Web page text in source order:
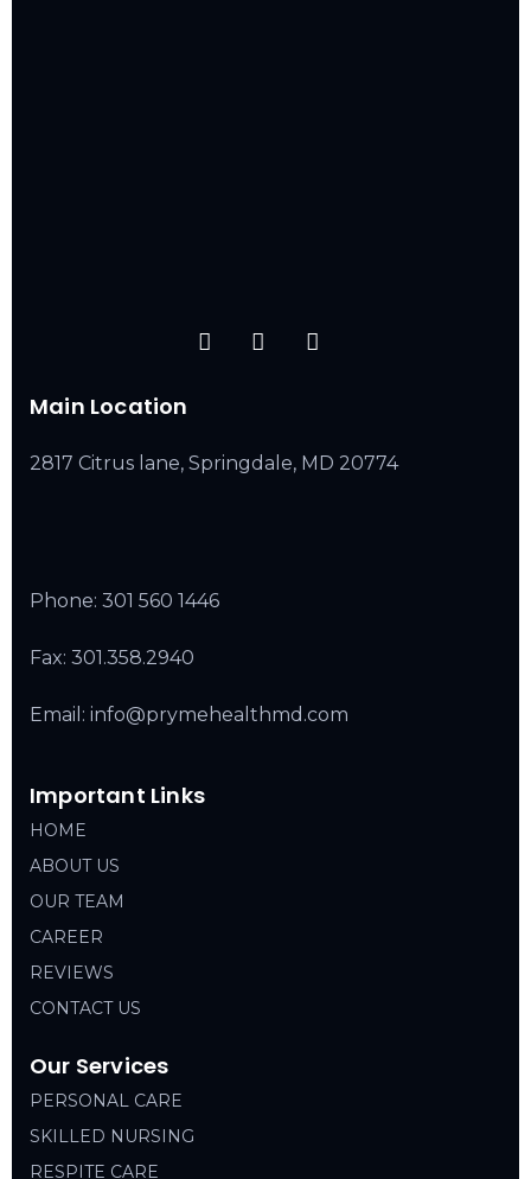
Main Location
2817 Citrus lane, Springdale, MD 20774
Phone: 301 560 1446
Fax: 301.358.2940
Email: info@prymehealthmd.com
Important Links
HOME
ABOUT US
OUR TEAM
CAREER
REVIEWS
CONTACT US
Our Services
PERSONAL CARE
SKILLED NURSING
RESPITE CARE